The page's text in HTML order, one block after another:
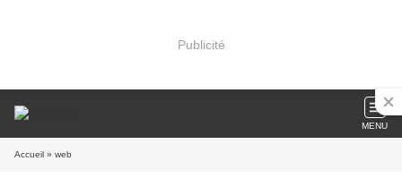
Publicité
MENU
Accueil » web